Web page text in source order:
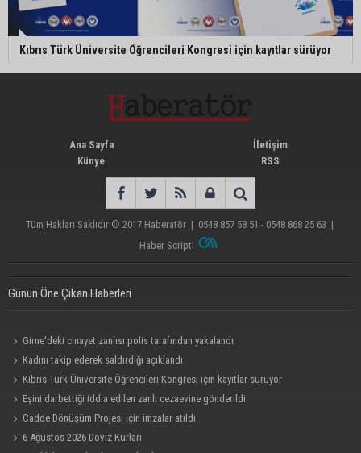
Kıbrıs Türk Üniversite Öğrencileri Kongresi için kayıtlar sürüyor
Ana Sayfa
Künye
İletişim
RSS
Tüm Hakları Saklıdır © 2017 Haberatör| 0548 857 58 51 - 0548 868 25 63 |
Haber Scripti
Günün Öne Çıkan Haberleri
Girne'deki cinayet zanlısı polis tarafından yakalandı
Kadını takip ederek saldırdığı açıklandı
Kıbrıs Türk Üniversite Öğrencileri Kongresi için kayıtlar sürüyor
Eşini darbettiği iddia edilen zanlı cezaevine gönderildi
Cadde Dönüşüm Projesi için imzalar atıldı
6 Ağustos 2026 Döviz Kurları